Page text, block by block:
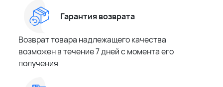
Гарантия возврата
Возврат товара надлежащего качества
возможен в течение 7 дней с момента его
получения